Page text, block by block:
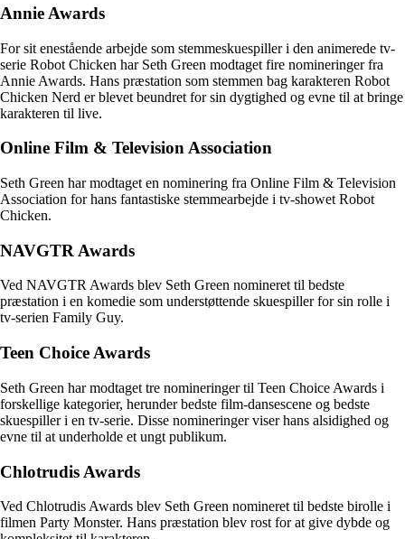
Annie Awards
For sit enestående arbejde som stemmeskuespiller i den animerede tv-
serie Robot Chicken har Seth Green modtaget fire nomineringer fra
Annie Awards. Hans præstation som stemmen bag karakteren Robot
Chicken Nerd er blevet beundret for sin dygtighed og evne til at bringe
karakteren til live.
Online Film & Television Association
Seth Green har modtaget en nominering fra Online Film & Television
Association for hans fantastiske stemmearbejde i tv-showet Robot
Chicken.
NAVGTR Awards
Ved NAVGTR Awards blev Seth Green nomineret til bedste
præstation i en komedie som understøttende skuespiller for sin rolle i
tv-serien Family Guy.
Teen Choice Awards
Seth Green har modtaget tre nomineringer til Teen Choice Awards i
forskellige kategorier, herunder bedste film-dansescene og bedste
skuespiller i en tv-serie. Disse nomineringer viser hans alsidighed og
evne til at underholde et ungt publikum.
Chlotrudis Awards
Ved Chlotrudis Awards blev Seth Green nomineret til bedste birolle i
filmen Party Monster. Hans præstation blev rost for at give dybde og